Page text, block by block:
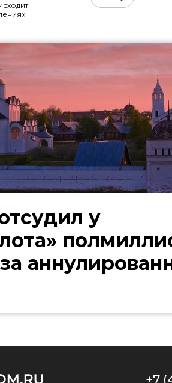
у
+7